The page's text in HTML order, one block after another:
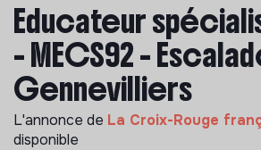
Educateur
- MECS92 -
Gennevilliers
L'annonce de La Croix-Rouge
disponible